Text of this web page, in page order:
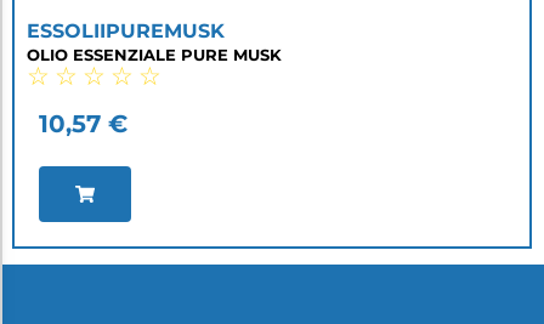
ESSOLIIPUREMUSK
OLIO ESSENZIALE PURE MUSK
☆ ☆ ☆ ☆ ☆
10,57 €